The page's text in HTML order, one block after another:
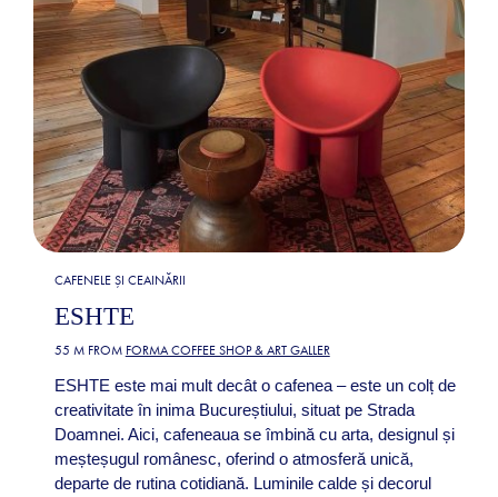
CAFENELE ȘI CEAINĂRII
ESHTE
55 M FROM FORMA COFFEE SHOP & ART GALLER
ESHTE este mai mult decât o cafenea – este un colț de
creativitate în inima Bucureștiului, situat pe Strada
Doamnei. Aici, cafeneaua se îmbină cu arta, designul și
meșteșugul românesc, oferind o atmosferă unică,
departe de rutina cotidiană. Luminile calde și decorul